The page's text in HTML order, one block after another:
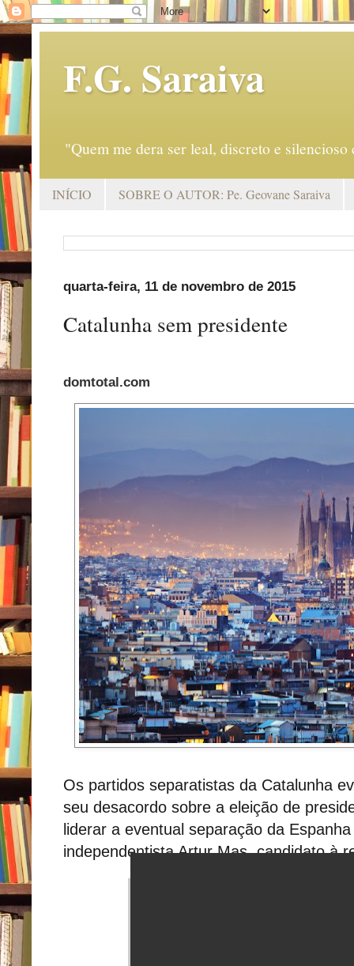
F.G. Saraiva
"Quem me dera ser leal, discreto e
INÍCIO SOBRE O AUTOR: Pe. Geovane Saraiva
quarta-feira, 11 de novembro de 2015
Catalunha sem presidente
domtotal.com
Os partidos separatistas da Catalunha
seu desacordo sobre a eleição de
liderar a eventual separação da
independentista Artur Mas, candidato à